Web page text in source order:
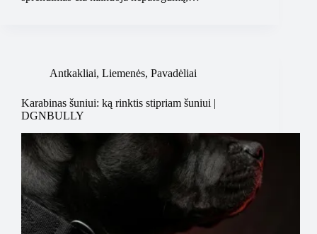
Antkakliai, Liemenės, Pavadėliai
Karabinas šuniui: ką rinktis stipriam šuniui |
DGNBULLY